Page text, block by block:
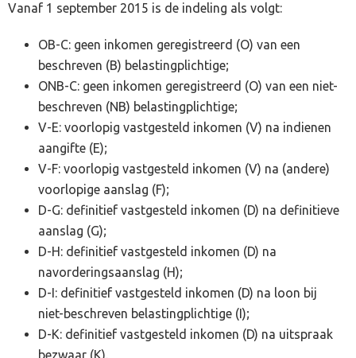
Vanaf 1 september 2015 is de indeling als volgt:
OB-C: geen inkomen geregistreerd (O) van een
beschreven (B) belastingplichtige;
ONB-C: geen inkomen geregistreerd (O) van een niet-
beschreven (NB) belastingplichtige;
V-E: voorlopig vastgesteld inkomen (V) na indienen
aangifte (E);
V-F: voorlopig vastgesteld inkomen (V) na (andere)
voorlopige aanslag (F);
D-G: definitief vastgesteld inkomen (D) na definitieve
aanslag (G);
D-H: definitief vastgesteld inkomen (D) na
navorderingsaanslag (H);
D-I: definitief vastgesteld inkomen (D) na loon bij
niet-beschreven belastingplichtige (I);
D-K: definitief vastgesteld inkomen (D) na uitspraak
bezwaar (K).